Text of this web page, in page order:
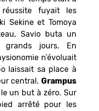
fuyait les
Sekine et Tomoya
Savio buta un
grands jours. En
n’évoluait
laissait sa place à
central. Grampus
un but à zéro. Sur
arrêté pour les